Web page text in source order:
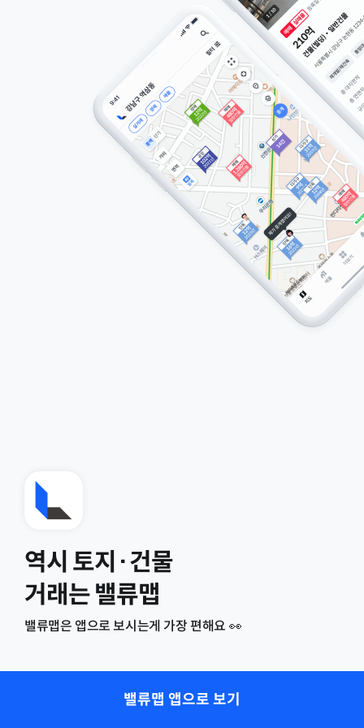
역시 토지·건물
거래는 밸류맵
밸류맵은 앱으로 보시는게 가장 편해요 👀
밸류맵 앱으로 보기